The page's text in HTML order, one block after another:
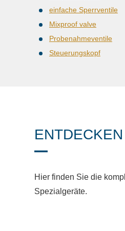
einfache Sperrventile
Mixproof valve
Probenahmeventile
Steuerungskopf
Hier finden Sie die
Spezialgeräte.